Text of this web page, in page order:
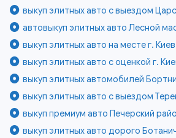
выкуп элитных авто с выездом
автовыкуп элитных авто Лесной
выкуп элитных авто на месте г. Киев
выкуп элитных авто с оценкой г.
выкуп элитных автомобилей
выкуп элитных авто с выездом
выкуп премиум авто Печерский
выкуп элитных авто дорого